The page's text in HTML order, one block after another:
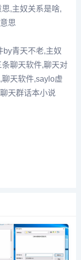
,主奴关系是啥,
思
by青天不老,主奴
聊天软件,聊天对
天软件,saylo虚
天群话本小说